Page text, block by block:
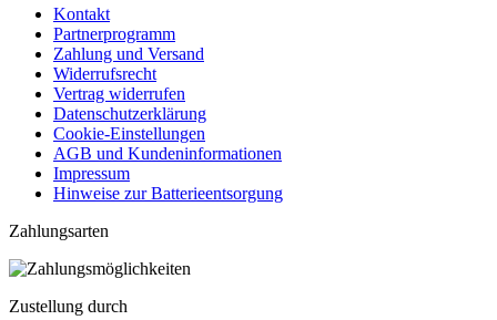
Kontakt
Partnerprogramm
Zahlung und Versand
Widerrufsrecht
Vertrag widerrufen
Datenschutzerklärung
Cookie-Einstellungen
AGB und Kundeninformationen
Impressum
Hinweise zur Batterieentsorgung
Zahlungsarten
Zustellung durch